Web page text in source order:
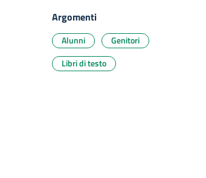
Argomenti
Alunni
Genitori
Libri di testo